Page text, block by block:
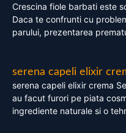
Crescina fiole barbati este
Daca te confrunti cu
parului, prezentarea
serena capeli elixir
serena capeli elixir crema
au facut furori pe piata
ingrediente naturale si o